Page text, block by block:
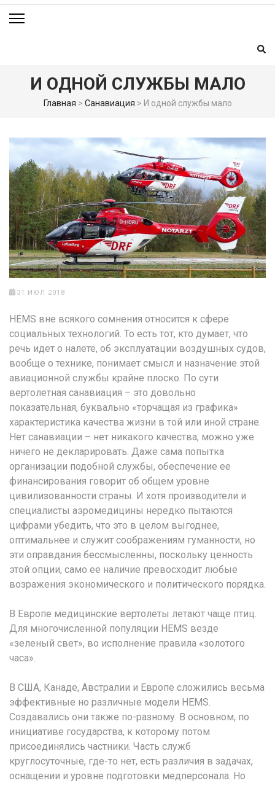
И ОДНОЙ СЛУЖБЫ МАЛО
Главная > Санавиация > И одной службы мало
31 ИЮЛ 2018
HEMS вне всякого сомнения относится к сфере
социальных технологий. То есть тот, кто думает, что
речь идет о налете, об эксплуатации воздушных судов,
вообще о технике, понимает смысл и назначение этой
авиационной службы крайне плоско. По сути
вертолетная санавиация – это довольно
показательная, буквально «торчащая из графика»
характеристика качества жизни в той или иной стране.
Нет санавиации – нет никакого качества, можно уже
ничего не декларировать. Даже сама попытка
организации подобной службы, обеспечение ее
финансирования говорит об общем уровне
цивилизованности страны. И хотя производители и
специалисты аэромедицины нередко пытаются
цифрами убедить, что это в целом выгоднее,
оптимальнее и служит соображениям гуманности, но
эти оправдания бессмысленны, поскольку ценность
этой опции, само ее наличие превосходит любые
возражения экономического и политического порядка.
В Европе медицинские вертолеты летают чаще птиц.
Для многочисленной популяции HEMS везде
«зеленый свет», во исполнение правила «золотого
часа».
В США, Канаде, Австралии и Европе сложились весьма
эффективные но различные модели HEMS.
Создавались они также по-разному. В основном, по
инициативе государства, к которому потом
присоединялись частники. Часть служб
круглосуточные, где-то нет, есть различия в задачах,
оснащении и уровне подготовки медперсонала. Но